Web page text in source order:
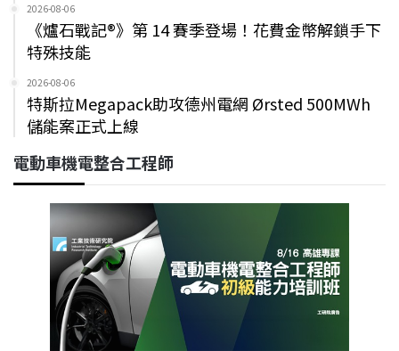
2026-08-06
《爐石戰記®》第 14 賽季登場！花費金幣解鎖手下
特殊技能
2026-08-06
特斯拉Megapack助攻德州電網 Ørsted 500MWh
儲能案正式上線
電動車機電整合工程師